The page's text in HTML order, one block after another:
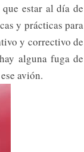
estar al día de
y prácticas para
y correctivo de
alguna fuga de
avión.